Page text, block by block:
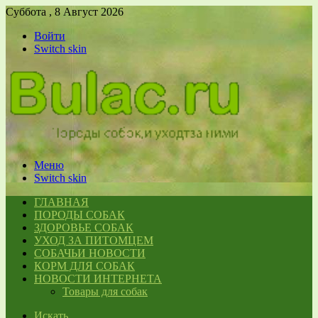
Суббота , 8 Август 2026
Войти
Switch skin
Меню
Switch skin
ГЛАВНАЯ
ПОРОДЫ СОБАК
ЗДОРОВЬЕ СОБАК
УХОД ЗА ПИТОМЦЕМ
СОБАЧЬИ НОВОСТИ
КОРМ ДЛЯ СОБАК
НОВОСТИ ИНТЕРНЕТА
Товары для собак
Искать